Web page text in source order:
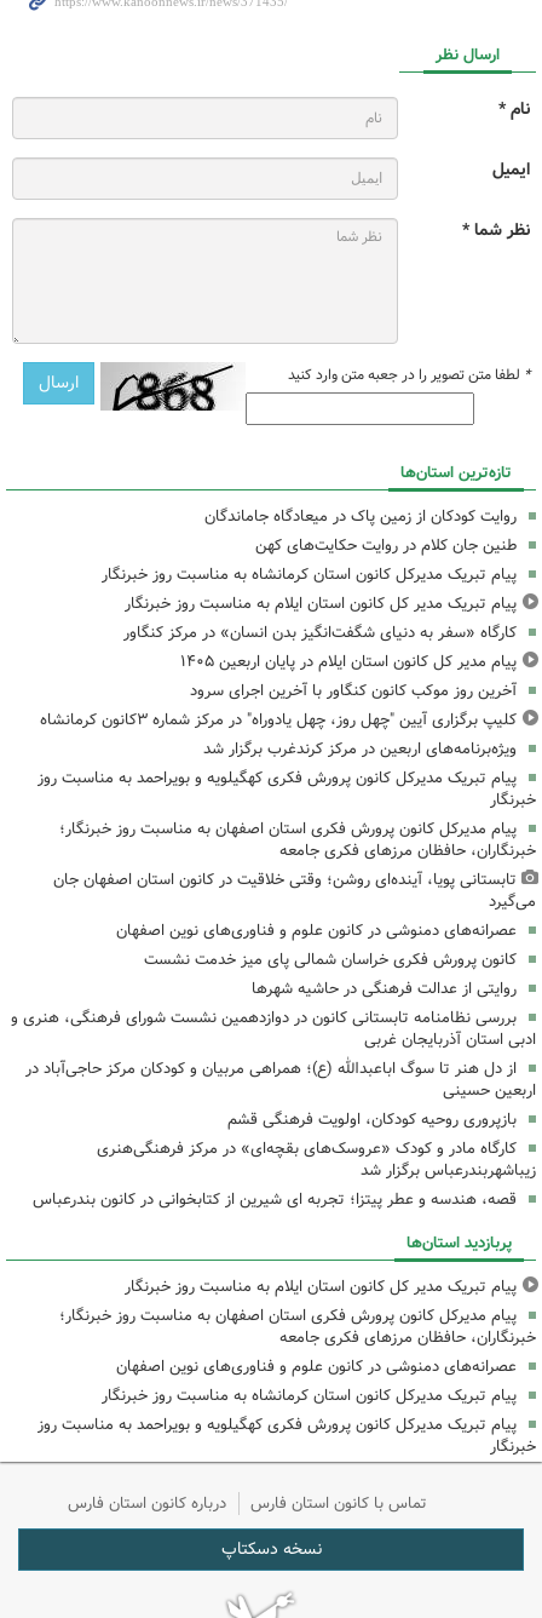
ارسال نظر
نام *
ایمیل
نظر شما *
* لطفا متن تصویر را در جعبه متن وارد کنید
تازه‌ترین استان‌ها
روایت کودکان از زمین پاک در میعادگاه جاماندگان
طنین جان کلام در روایت حکایت‌های کهن
پیام تبریک مدیرکل کانون استان کرمانشاه به مناسبت روز خبرنگار
پیام تبریک مدیر کل کانون استان ایلام به مناسبت روز خبرنگار
کارگاه «سفر به دنیای شگفت‌انگیز بدن انسان» در مرکز کنگاور
پیام مدیر کل کانون استان ایلام در پایان اربعین ۱۴۰۵
آخرین روز موکب کانون کنگاور با آخرین اجرای سرود
کلیپ برگزاری آیین "چهل روز، چهل یادوراه" در مرکز شماره ۳کانون کرمانشاه
ویژه‌برنامه‌های اربعین در مرکز کرندغرب برگزار شد
پیام تبریک مدیرکل کانون پرورش فکری کهگیلویه و بویراحمد به مناسبت روز
خبرنگار
پیام مدیرکل کانون پرورش فکری استان اصفهان به مناسبت روز خبرنگار؛
خبرنگاران، حافظان مرزهای فکری جامعه
تابستانی پویا، آینده‌ای روشن؛ وقتی خلاقیت در کانون استان اصفهان جان
می‌گیرد
عصرانه‌های دمنوشی در کانون علوم و فناوری‌های نوین اصفهان
کانون پرورش فکری خراسان شمالی پای میز خدمت نشست
روایتی از عدالت فرهنگی در حاشیه شهرها
بررسی نظامنامه تابستانی کانون در دوازدهمین نشست شورای فرهنگی، هنری و
ادبی استان آذربایجان غربی
از دل هنر تا سوگ اباعبدالله (ع)؛ همراهی مربیان و کودکان مرکز حاجی‌آباد در
اربعین حسینی
بازپروری روحیه کودکان، اولویت فرهنگی قشم
کارگاه مادر و کودک «عروسک‌های بقچه‌ای» در مرکز فرهنگی‌هنری
زیباشهربندرعباس برگزار شد
قصه، هندسه و عطر پیتزا؛ تجربه ای شیرین از کتابخوانی در کانون بندرعباس
پربازدید استان‌ها
پیام تبریک مدیر کل کانون استان ایلام به مناسبت روز خبرنگار
پیام مدیرکل کانون پرورش فکری استان اصفهان به مناسبت روز خبرنگار؛
خبرنگاران، حافظان مرزهای فکری جامعه
عصرانه‌های دمنوشی در کانون علوم و فناوری‌های نوین اصفهان
پیام تبریک مدیرکل کانون استان کرمانشاه به مناسبت روز خبرنگار
پیام تبریک مدیرکل کانون پرورش فکری کهگیلویه و بویراحمد به مناسبت روز
خبرنگار
تماس با کانون استان فارس درباره کانون استان فارس
نسخه دسکتاپ